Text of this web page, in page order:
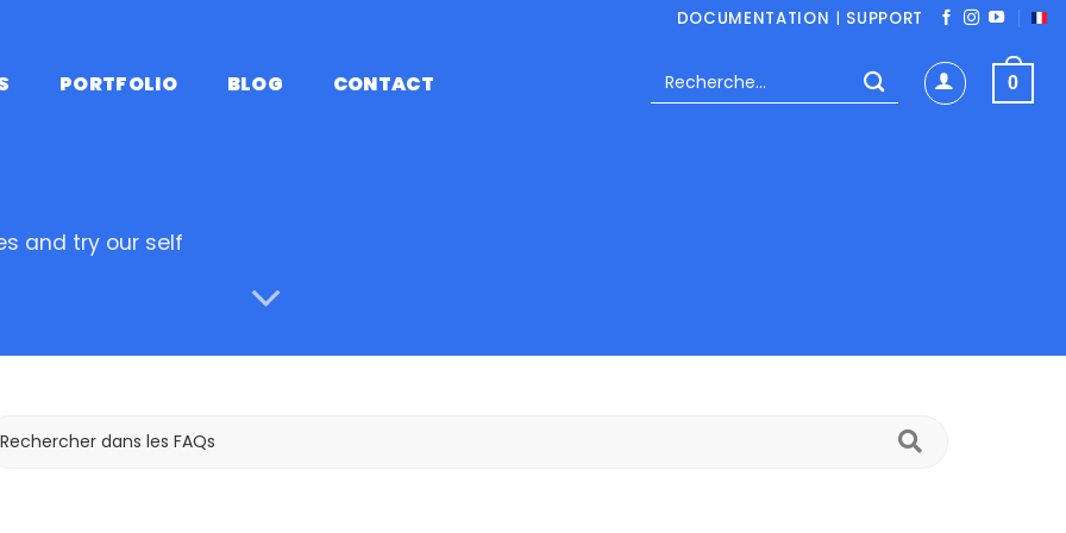
DOCUMENTATION | SUPPORT
PORTFOLIO BLOG CONTACT
Recherche
pour :
0
and try our self